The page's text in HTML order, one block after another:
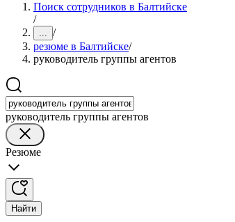
Поиск сотрудников в Балтийске
/
... /
резюме в Балтийске/
руководитель группы агентов
руководитель группы агентов
Резюме
Найти